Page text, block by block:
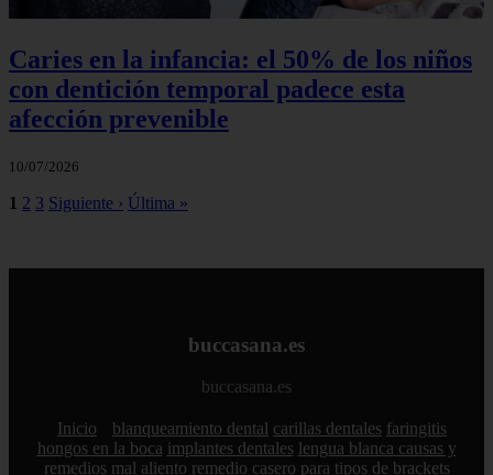
Caries en la infancia: el 50% de los niños
con dentición temporal padece esta
afección prevenible
10/07/2026
1 2 3 Siguiente › Última »
buccasana.es
buccasana.es
Inicio blanqueamiento dental carillas dentales faringitis
hongos en la boca implantes dentales lengua blanca causas y
remedios mal aliento remedio casero para tipos de brackets